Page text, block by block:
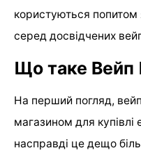
користуються попитом
серед досвідчених
Що таке
На перший погляд,
магазином для купівлі
насправді це дещо